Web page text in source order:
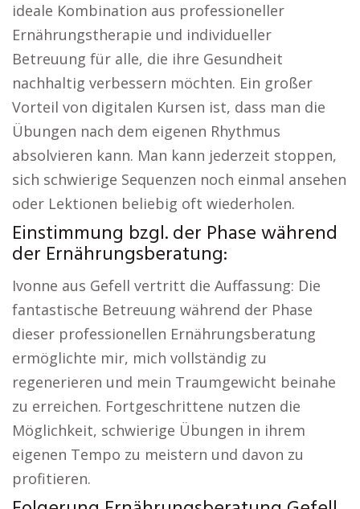
ideale Kombination aus professioneller
Ernährungstherapie und individueller
Betreuung für alle, die ihre Gesundheit
nachhaltig verbessern möchten. Ein großer
Vorteil von digitalen Kursen ist, dass man die
Übungen nach dem eigenen Rhythmus
absolvieren kann. Man kann jederzeit stoppen,
sich schwierige Sequenzen noch einmal ansehen
oder Lektionen beliebig oft wiederholen.
Einstimmung bzgl. der Phase während
der Ernährungsberatung:
Ivonne aus Gefell vertritt die Auffassung: Die
fantastische Betreuung während der Phase
dieser professionellen Ernährungsberatung
ermöglichte mir, mich vollständig zu
regenerieren und mein Traumgewicht beinahe
zu erreichen. Fortgeschrittene nutzen die
Möglichkeit, schwierige Übungen in ihrem
eigenen Tempo zu meistern und davon zu
profitieren.